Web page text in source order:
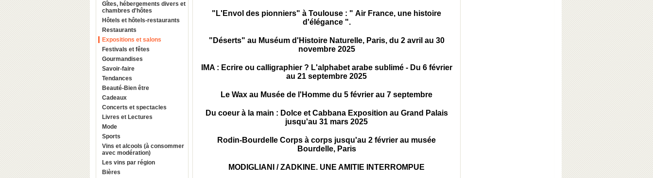
Gîtes, hébergements divers et
chambres d'hôtes
Hôtels et hôtels-restaurants
Restaurants
Expositions et salons
Festivals et fêtes
Gourmandises
Savoir-faire
Tendances
Beauté-Bien être
Cadeaux
Concerts et spectacles
Livres et Lectures
Mode
Sports
Vins et alcools (à consommer
avec modération)
Les vins par région
Bières
"L'Envol des pionniers" à Toulouse : " Air France, une histoire
d'élégance ".
"Déserts" au Muséum d'Histoire Naturelle, Paris, du 2 avril au 30
novembre 2025
IMA : Ecrire ou calligraphier ? L'alphabet arabe sublimé - Du 6 février
au 21 septembre 2025
Le Wax au Musée de l'Homme du 5 février au 7 septembre
Du coeur à la main : Dolce et Cabbana Exposition au Grand Palais
jusqu'au 31 mars 2025
Rodin-Bourdelle Corps à corps jusqu'au 2 février au musée
Bourdelle, Paris
MODIGLIANI / ZADKINE. UNE AMITIE INTERROMPUE